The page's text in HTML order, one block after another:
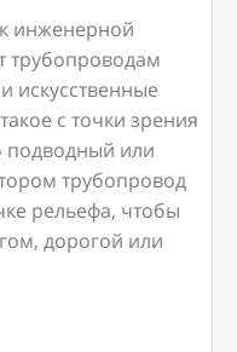
инженерной
трубопроводам
искусственные
с точки зрения
подводный или
трубопровод
рельефа, чтобы
дорогой или